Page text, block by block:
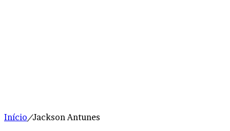
Início/Jackson Antunes